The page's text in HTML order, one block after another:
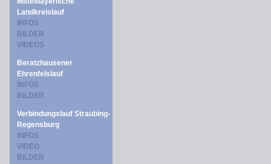
Landkreislauf
INFOS
BILDER
VIDEOS
Beratzhausener
Ehrenfelslauf
INFOS
BILDER
Verbindungslauf Straubing-
Regensburg
INFOS
VIDEO
BILDER